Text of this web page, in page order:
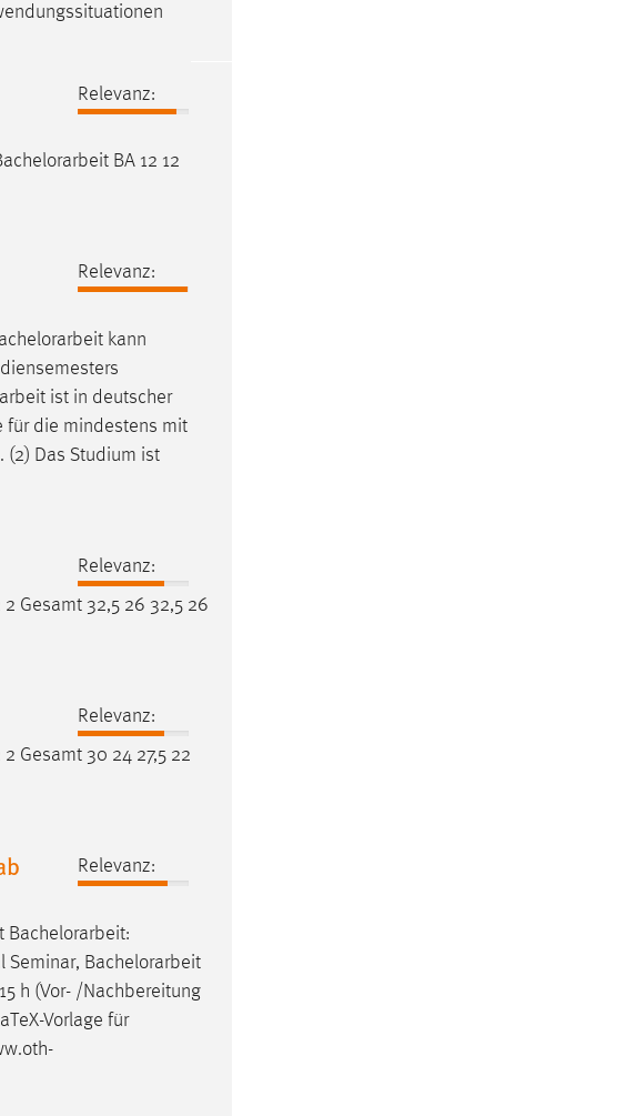
Relevanz:
BA 12 12
Relevanz:
kann
ist in deutscher
für die mindestens mit
(2) Das Studium ist
Relevanz:
2 Gesamt 32,5 26 32,5 26
Relevanz:
2 Gesamt 30 24 27,5 22
Relevanz:
Bachelorarbeit:
Seminar, Bachelorarbeit
h (Vor- /Nachbereitung
Vorlage für